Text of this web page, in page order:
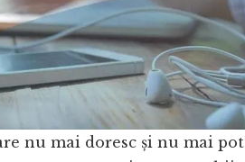
nu mai doresc și nu mai pot